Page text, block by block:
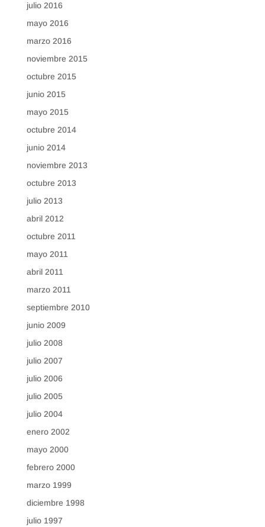
julio 2016
mayo 2016
marzo 2016
noviembre 2015
octubre 2015
junio 2015
mayo 2015
octubre 2014
junio 2014
noviembre 2013
octubre 2013
julio 2013
abril 2012
octubre 2011
mayo 2011
abril 2011
marzo 2011
septiembre 2010
junio 2009
julio 2008
julio 2007
julio 2006
julio 2005
julio 2004
enero 2002
mayo 2000
febrero 2000
marzo 1999
diciembre 1998
julio 1997